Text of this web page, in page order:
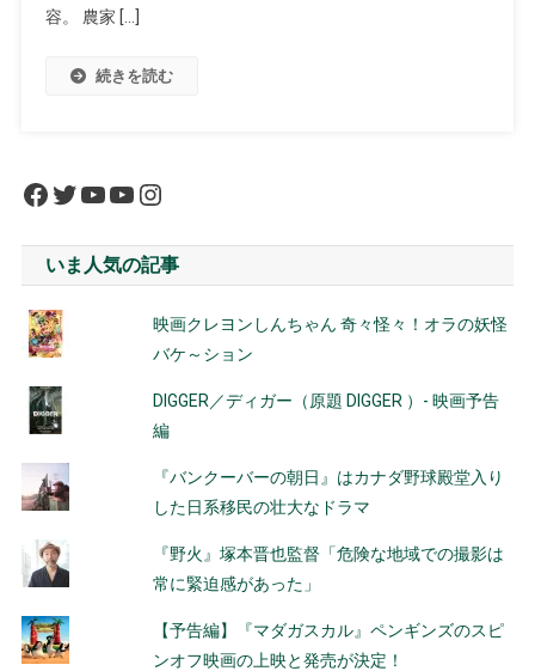
容。 農家 […]
続きを読む
Facebook
Twitter
YouTube
YouTube
Instagram
いま人気の記事
映画クレヨンしんちゃん 奇々怪々！オラの妖怪
バケ～ション
DIGGER／ディガー（原題 DIGGER ）- 映画予告
編
『バンクーバーの朝日』はカナダ野球殿堂入り
した日系移民の壮大なドラマ
『野火』塚本晋也監督「危険な地域での撮影は
常に緊迫感があった」
【予告編】『マダガスカル』ペンギンズのスピ
ンオフ映画の上映と発売が決定！